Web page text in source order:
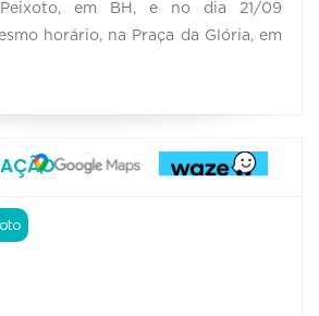
Peixoto, em BH, e no dia 21/09
horário, na Praça da Glória, em